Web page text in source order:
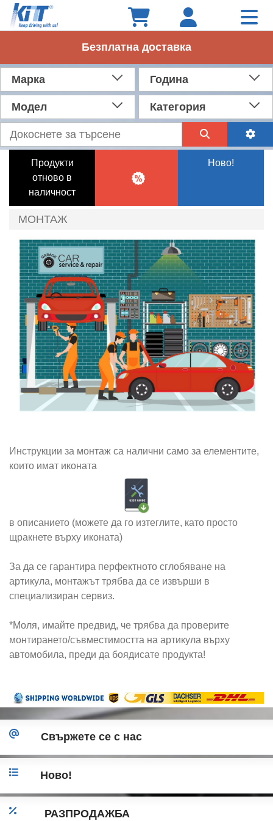
Безплатна доставка
Марка Година
Модел Категория
Продукти
отново в
наличност
Ново!
МОНТАЖ
Инструкции за монтаж са налични само за елементите,
които имат иконата
в описанието (можете да го изтеглите, като просто
щракнете върху иконата)
За да се гарантира перфектното сглобяване на
артикула, монтажът трябва да се извърши в
специализиран сервиз.
*Моля, имайте предвид, че трябва да проверите
монтирането/съвместимостта на артикула върху
автомобила, преди да боядисате продукта!
Свържете се с нас
Ново!
РАЗПРОДАЖБА